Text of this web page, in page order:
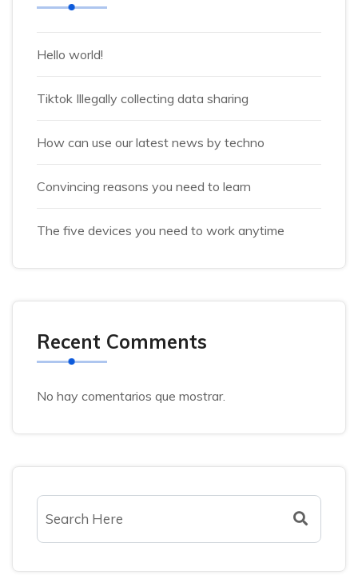
Hello world!
Tiktok Illegally collecting data sharing
How can use our latest news by techno
Convincing reasons you need to learn
The five devices you need to work anytime
Recent Comments
No hay comentarios que mostrar.